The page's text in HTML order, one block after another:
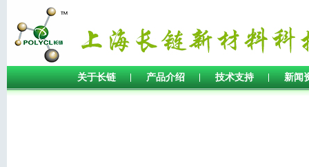
关于长链 产品介绍 技术支持 新闻